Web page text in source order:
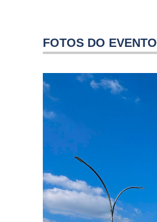
FOTOS DO EVENTO